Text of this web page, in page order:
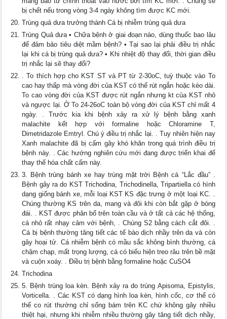
bị chết nếu trong vòng 3-4 ngày không tìm được KC mới.
Trùng quả dưa trưởng thành Cá bị nhiễm trùng quả dưa
Trùng Quả dưa • Chữa bệnh ở giai đoạn nào, dùng thuốc bao lâu
để đảm bảo tiêu diệt mầm bệnh? • Tại sao lại phải điều trị nhắc
lại khi cá bị trùng quả dưa? • Khi nhiệt độ thay đổi, thời gian điều
trị nhắc lại sẽ thay đổi?
. To thích hợp cho KST ST và PT từ 2-30oC, tuỳ thuộc vào To
cao hay thấp mà vòng đời của KST có thể rút ngắn hoặc kéo dài.
To cao vòng đời của KST được rút ngắn nhưng kt của KST nhỏ
và ngược lại. Ở To 24-26oC toàn bộ vòng đời của KST chỉ mất 4
ngày. . Trước kia khi bệnh xảy ra xử lý bệnh bằng xanh
malachite kết hợp với formaline hoặc Chloramine T,
Dimetridazole Emtryl. Chú ý điều trị nhắc lại. . Tuy nhiên hiện nay
Xanh malachite đã bị cấm gây khó khăn trong quá trình điều trị
bệnh này. . Các hướng nghiên cứu mới đang được triển khai để
thay thế hóa chất cấm này.
3. Bệnh trùng bánh xe hay trùng mặt trời Bệnh cá “Lắc đầu” .
Bệnh gây ra do KST Trichodina, Trichodinella, Tripartiella có hình
dạng giống bánh xe, mỗi loại KST KS đặc trưng ở một loại KC. .
Chúng thường KS trên da, mang và đôi khi còn bắt gặp ở bóng
đái. . KST được phân bố trên toàn cầu và ở tất cả các hệ thống,
cá nhỏ rất nhạy cảm với bệnh, . Chúng S2 bằng cách cắt đôi. .
Cá bị bệnh thường tăng tiết các tế bào dịch nhầy trên da và còn
gây hoại tử. Cá nhiễm bệnh có mầu sắc không bình thường, cá
chậm chạp, mất trọng lượng, cá có biểu hiện treo râu trên bề mặt
và cuộn xoáy. . Điều trị bệnh bằng formaline hoặc CuSO4
Trichodina
5. Bệnh trùng loa kèn. Bệnh xảy ra do trùng Apisoma, Epistylis,
Vorticella. . Các KST có dạng hình loa kèn, hình cốc, cơ thể có
thể co rút thường chỉ sống bám trên KC chứ không gây nhiều
thiệt hại, nhưng khi nhiễm nhiều thường gây tăng tiết dịch nhầy,